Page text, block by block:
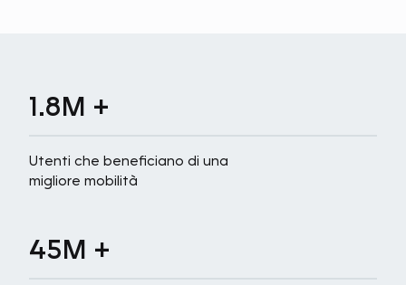
1.8M +
Utenti che beneficiano di una
migliore mobilità
45M +